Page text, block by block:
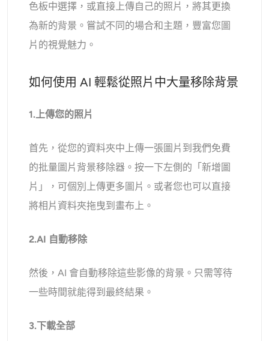
色板中選擇，或直接上傳自己的照片，將其更換
為新的背景。嘗試不同的場合和主題，豐富您圖
片的視覺魅力。
如何使用 AI 輕鬆從照片中大量移除背景
1.上傳您的照片
首先，從您的資料夾中上傳一張圖片到我們免費
的批量圖片背景移除器。按一下左側的「新增圖
片」，可個別上傳更多圖片。或者您也可以直接
將相片資料夾拖曳到畫布上。
2.AI 自動移除
然後，AI 會自動移除這些影像的背景。只需等待
一些時間就能得到最終結果。
3.下載全部